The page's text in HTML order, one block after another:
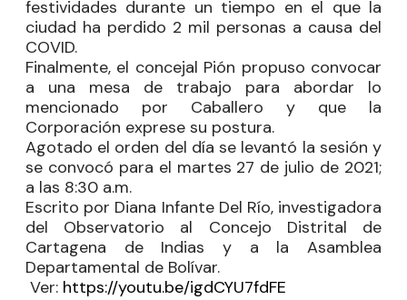
festividades durante un tiempo en el que la
ciudad ha perdido 2 mil personas a causa del
COVID.
Finalmente, el concejal Pión propuso convocar
a una mesa de trabajo para abordar lo
mencionado por Caballero y que la
Corporación exprese su postura.
Agotado el orden del día se levantó la sesión y
se convocó para el martes 27 de julio de 2021;
a las 8:30 a.m.
Escrito por Diana Infante Del Río, investigadora
del Observatorio al Concejo Distrital de
Cartagena de Indias y a la Asamblea
Departamental de Bolívar.
Ver: https://youtu.be/igdCYU7fdFE